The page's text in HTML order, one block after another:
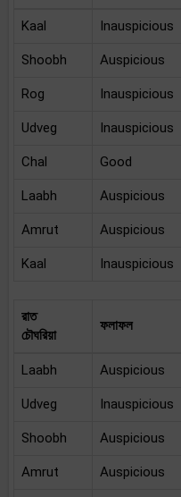
Kaal Inauspicious
Shoobh Auspicious
Rog Inauspicious
Udveg Inauspicious
Chal Good
Laabh Auspicious
Amrut Auspicious
Kaal Inauspicious
রাত
চৌঘরিয়া
ফলাফল
Laabh Auspicious
Udveg Inauspicious
Shoobh Auspicious
Amrut Auspicious